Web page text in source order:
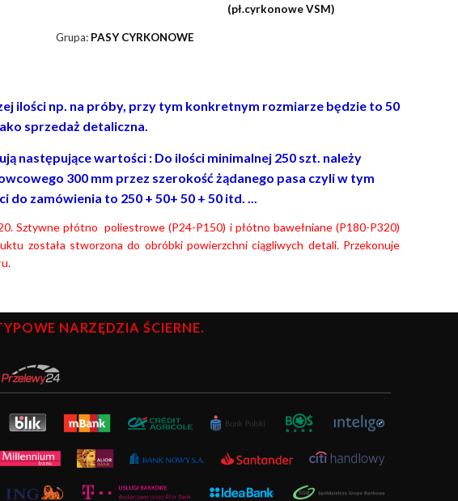
(pł.cyrkonowe VSM)
Grupa: PASY CYRKONOWE
ilości np. na próby, przy tym konkretnym rozmiarze będzie to 50
sprzedaż detaliczna.
następujące wartości : Do ilości minimalnej 250 szt. należy
300 mm przez szerokość żądanego pasa czyli w tym
do zamówienia to 250 + 50+ 50 + 50 itd. ...
Sztywne płótno poliestrowe (P24-P150) i płótno bawełniane (P180-P320)
została stworzona do obróbki powierzchni ciągliwych detali. Przekonuje
NARZĘDZIA ŚCIERNE.